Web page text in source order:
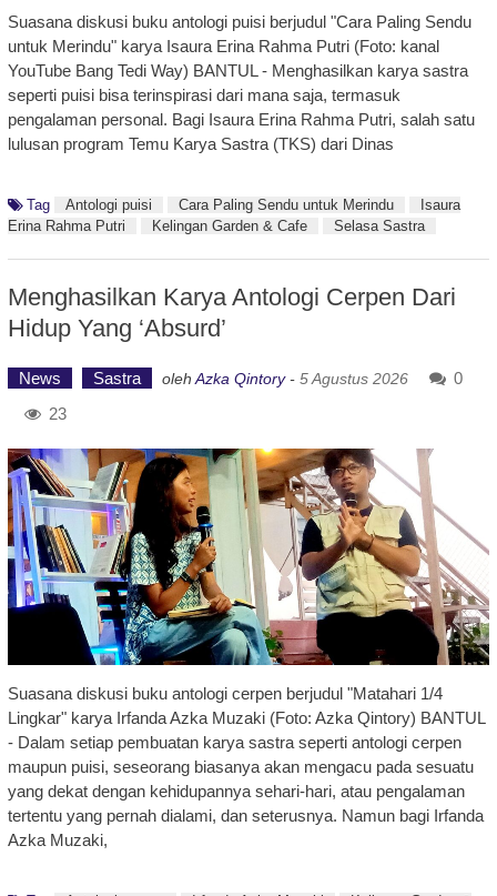
Suasana diskusi buku antologi puisi berjudul "Cara Paling Sendu
untuk Merindu" karya Isaura Erina Rahma Putri (Foto: kanal
YouTube Bang Tedi Way) BANTUL - Menghasilkan karya sastra
seperti puisi bisa terinspirasi dari mana saja, termasuk
pengalaman personal. Bagi Isaura Erina Rahma Putri, salah satu
lulusan program Temu Karya Sastra (TKS) dari Dinas
Tag Antologi puisi Cara Paling Sendu untuk Merindu
Isaura
Erina Rahma Putri
Kelingan Garden & Cafe Selasa Sastra
Menghasilkan Karya Antologi Cerpen Dari
Hidup Yang ‘Absurd’
News Sastra oleh Azka Qintory- 5 Agustus 2026
0
23
Suasana diskusi buku antologi cerpen berjudul "Matahari 1/4
Lingkar" karya Irfanda Azka Muzaki (Foto: Azka Qintory) BANTUL
- Dalam setiap pembuatan karya sastra seperti antologi cerpen
maupun puisi, seseorang biasanya akan mengacu pada sesuatu
yang dekat dengan kehidupannya sehari-hari, atau pengalaman
tertentu yang pernah dialami, dan seterusnya. Namun bagi Irfanda
Azka Muzaki,